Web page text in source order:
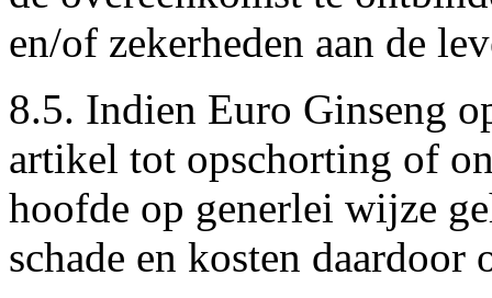
en/of zekerheden aan de
8.5. Indien Euro Ginseng
artikel tot opschorting of
hoofde op generlei wijze
schade en kosten